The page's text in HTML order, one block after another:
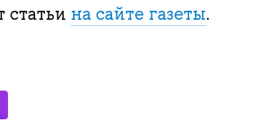
на сайте газеты.